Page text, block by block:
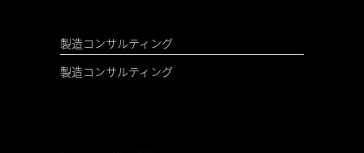
製造コンサルティング
製造コンサルティング